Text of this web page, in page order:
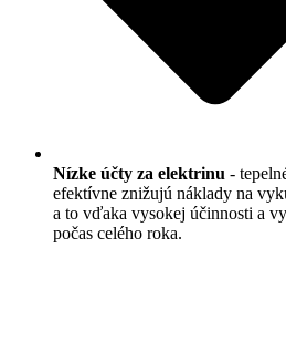
Nízke účty za elektrinu -
efektívne znižujú náklady na
a to vďaka vysokej účinnosti a
počas celého roka.